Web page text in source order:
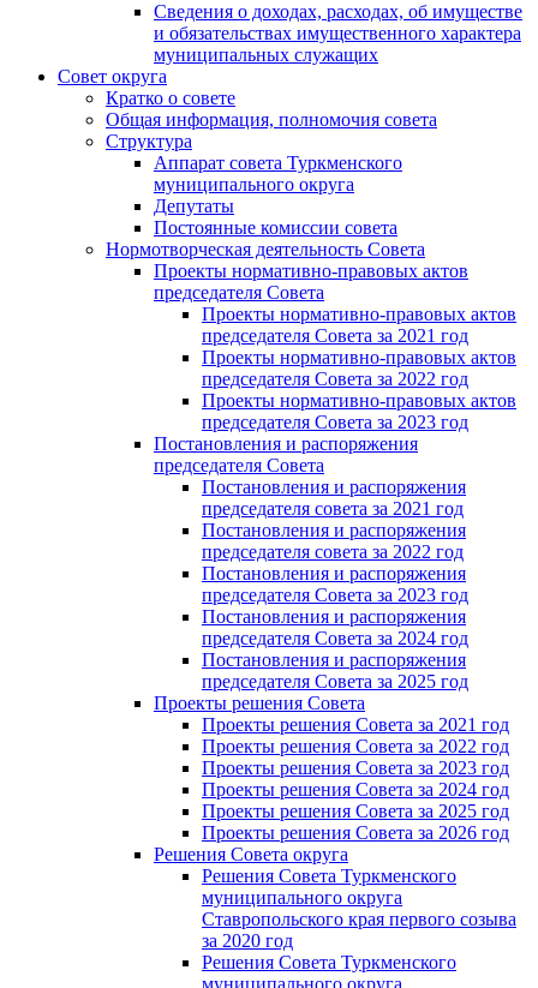
Сведения о доходах, расходах, об имуществе
и обязательствах имущественного характера
муниципальных служащих
Совет округа
Кратко о совете
Общая информация, полномочия совета
Структура
Аппарат совета Туркменского
муниципального округа
Депутаты
Постоянные комиссии совета
Нормотворческая деятельность Совета
Проекты нормативно-правовых актов
председателя Cовета
Проекты нормативно-правовых актов
председателя Cовета за 2021 год
Проекты нормативно-правовых актов
председателя Cовета за 2022 год
Проекты нормативно-правовых актов
председателя Cовета за 2023 год
Постановления и распоряжения
председателя Cовета
Постановления и распоряжения
председателя совета за 2021 год
Постановления и распоряжения
председателя совета за 2022 год
Постановления и распоряжения
председателя Cовета за 2023 год
Постановления и распоряжения
председателя Cовета за 2024 год
Постановления и распоряжения
председателя Cовета за 2025 год
Проекты решения Cовета
Проекты решения Совета за 2021 год
Проекты решения Совета за 2022 год
Проекты решения Cовета за 2023 год
Проекты решения Совета за 2024 год
Проекты решения Совета за 2025 год
Проекты решения Совета за 2026 год
Решения Совета округа
Решения Совета Туркменского
муниципального округа
Ставропольского края первого созыва
за 2020 год
Решения Совета Туркменского
муниципального округа